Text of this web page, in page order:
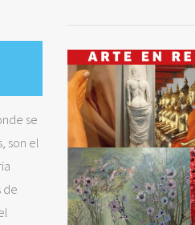
se
son el
de